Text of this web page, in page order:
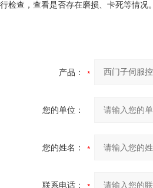
行检查，查看是否存在磨损、卡死等情况。
产品：
您的单位：
您的姓名：
联系电话：